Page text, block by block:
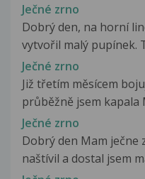
Ječné zrno
Dobrý den, na horní
vytvořil malý pupínek.
Ječné zrno
Již třetím měsícem
průběžně jsem kapala
Ječné zrno
Dobrý den Mam ječne
naštívil a dostal jsem